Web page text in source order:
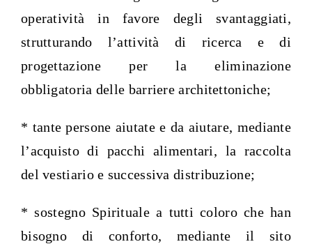
operatività in favore degli svantaggiati,
strutturando l’attività di ricerca e di
progettazione per la eliminazione
obbligatoria delle barriere architettoniche;
* tante persone aiutate e da aiutare, mediante
l’acquisto di pacchi alimentari, la raccolta
del vestiario e successiva distribuzione;
* sostegno Spirituale a tutti coloro che han
bisogno di conforto, mediante il sito